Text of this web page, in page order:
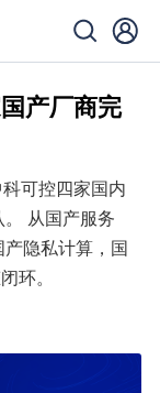
产厂商完
可控四家国内
从国产服务
产隐私计算，国
环。